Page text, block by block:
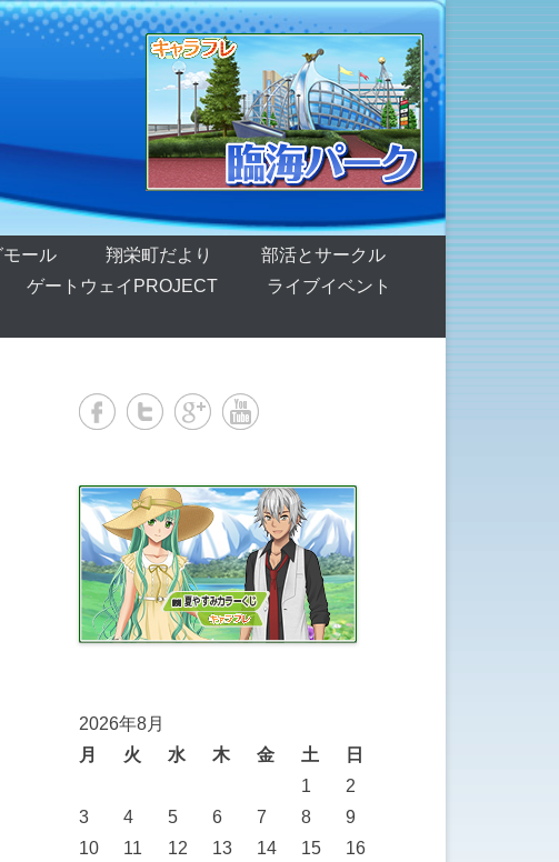
モール 翔栄町だより
部活とサークル
ゲートウェイPROJECT
ライブイベント
2026年8月
月
火 水 木 金 土
日
1
2
3
4 5 6 7 8
9
10
11 12 13 14 15
16